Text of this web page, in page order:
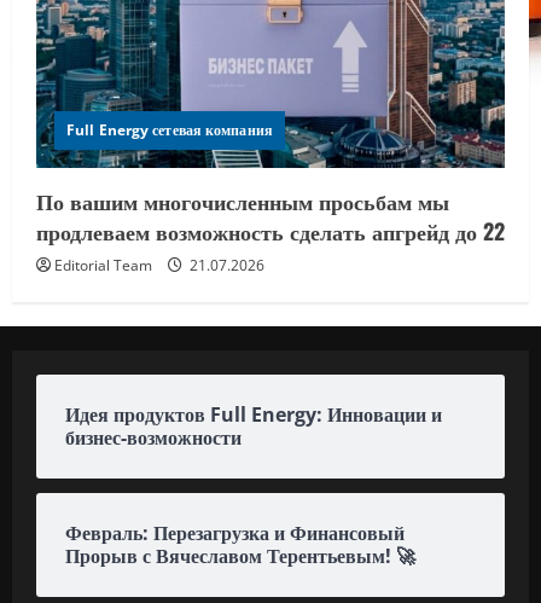
Full Energy сетевая компания
По вашим многочисленным просьбам мы
продлеваем возможность сделать апгрейд до 22
Editorial Team 21.07.2026
Идея продуктов Full Energy: Инновации и
бизнес-возможности
Февраль: Перезагрузка и Финансовый
Прорыв с Вячеславом Терентьевым! 🚀